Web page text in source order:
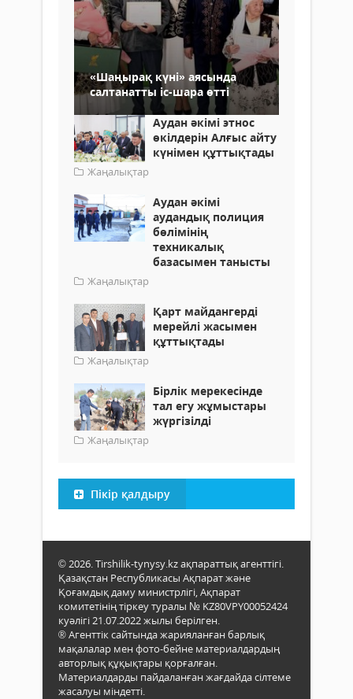
«Шаңырақ күні» аясында
салтанатты іс-шара өтті
Аудан әкімі этнос
өкілдерін Алғыс айту
күнімен құттықтады
Жаңалықтар
Аудан әкімі
аудандық полиция
бөлімінің
техникалық
базасымен танысты
Жаңалықтар
Қарт майдангерді
мерейлі жасымен
құттықтады
Жаңалықтар
Бірлік мерекесінде
тал егу жұмыстары
жүргізілді
Жаңалықтар
Пікір қалдыру
© 2026. Tirshilik-tynysy.kz ақпараттық агенттігі.
Қазақстан Республикасы Ақпарат және
Қоғамдық даму министрлігі, Ақпарат
комитетінің тіркеу туралы № KZ80VPY00052424
куәлігі 21.07.2022 жылы берілген.
® Агенттік сайтында жарияланған барлық
мақалалар мен фото-бейне материалдардың
авторлық құқықтары қорғалған.
Материалдарды пайдаланған жағдайда сілтеме
жасалуы міндетті.